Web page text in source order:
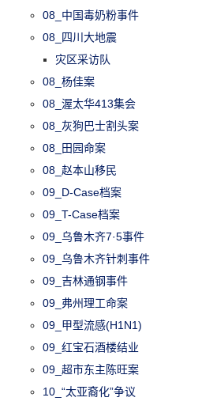
08_中国毒奶粉事件
08_四川大地震
灾区采访队
08_杨佳案
08_渥太华413集会
08_灰狗巴士割头案
08_田园命案
08_赵本山移民
09_D-Case档案
09_T-Case档案
09_乌鲁木齐7·5事件
09_乌鲁木齐针刺事件
09_吉林通钢事件
09_弗州理工命案
09_甲型流感(H1N1)
09_红宝石酒楼结业
09_超市东主陈旺案
10_“太亚裔化”争议